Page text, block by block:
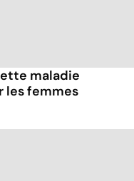
maladie
les femmes